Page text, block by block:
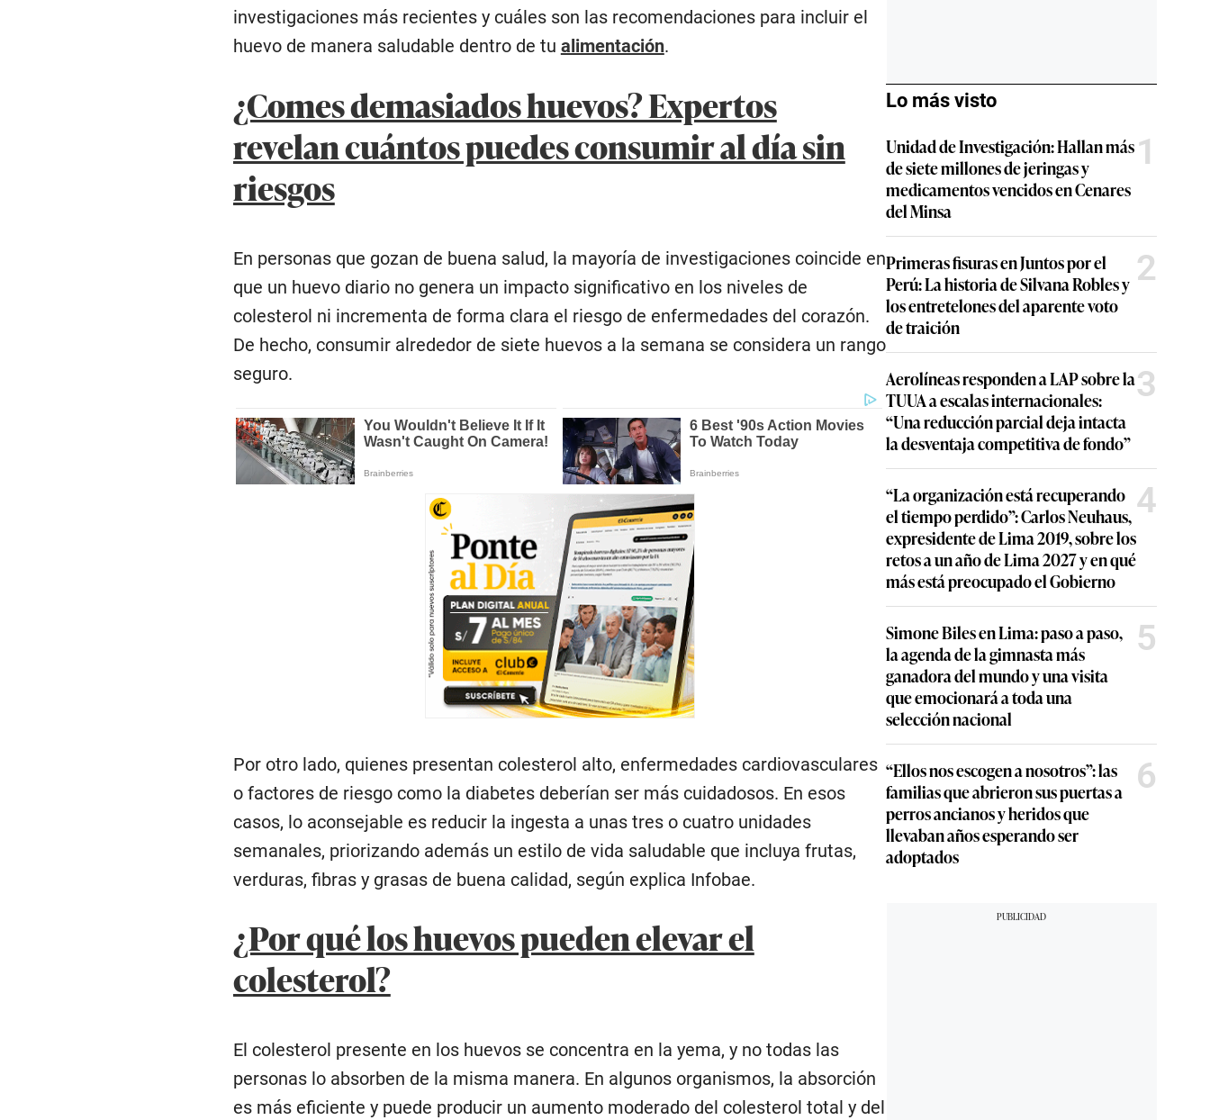
investigaciones más recientes y cuáles son las recomendaciones para incluir el
huevo de manera saludable dentro de tu alimentación.
¿Comes demasiados huevos? Expertos
revelan cuántos puedes consumir al día sin
riesgos
En personas que gozan de buena salud, la mayoría de investigaciones coincide en
que un huevo diario no genera un impacto significativo en los niveles de
colesterol ni incrementa de forma clara el riesgo de enfermedades del corazón.
De hecho, consumir alrededor de siete huevos a la semana se considera un rango
seguro.
Por otro lado, quienes presentan colesterol alto, enfermedades cardiovasculares
o factores de riesgo como la diabetes deberían ser más cuidadosos. En esos
casos, lo aconsejable es reducir la ingesta a unas tres o cuatro unidades
semanales, priorizando además un estilo de vida saludable que incluya frutas,
verduras, fibras y grasas de buena calidad, según explica Infobae.
¿Por qué los huevos pueden elevar el
colesterol?
El colesterol presente en los huevos se concentra en la yema, y no todas las
personas lo absorben de la misma manera. En algunos organismos, la absorción
es más eficiente y puede producir un aumento moderado del colesterol total y del
Lo más visto
Unidad de Investigación: Hallan más
de siete millones de jeringas y
medicamentos vencidos en Cenares
del Minsa
1
Primeras fisuras en Juntos por el
Perú: La historia de Silvana Robles y
los entretelones del aparente voto
de traición
2
Aerolíneas responden a LAP sobre la
TUUA a escalas internacionales:
“Una reducción parcial deja intacta
la desventaja competitiva de fondo”
3
“La organización está recuperando
el tiempo perdido”: Carlos Neuhaus,
expresidente de Lima 2019, sobre los
retos a un año de Lima 2027 y en qué
más está preocupado el Gobierno
4
Simone Biles en Lima: paso a paso,
la agenda de la gimnasta más
ganadora del mundo y una visita
que emocionará a toda una
selección nacional
5
“Ellos nos escogen a nosotros”: las
familias que abrieron sus puertas a
perros ancianos y heridos que
llevaban años esperando ser
adoptados
6